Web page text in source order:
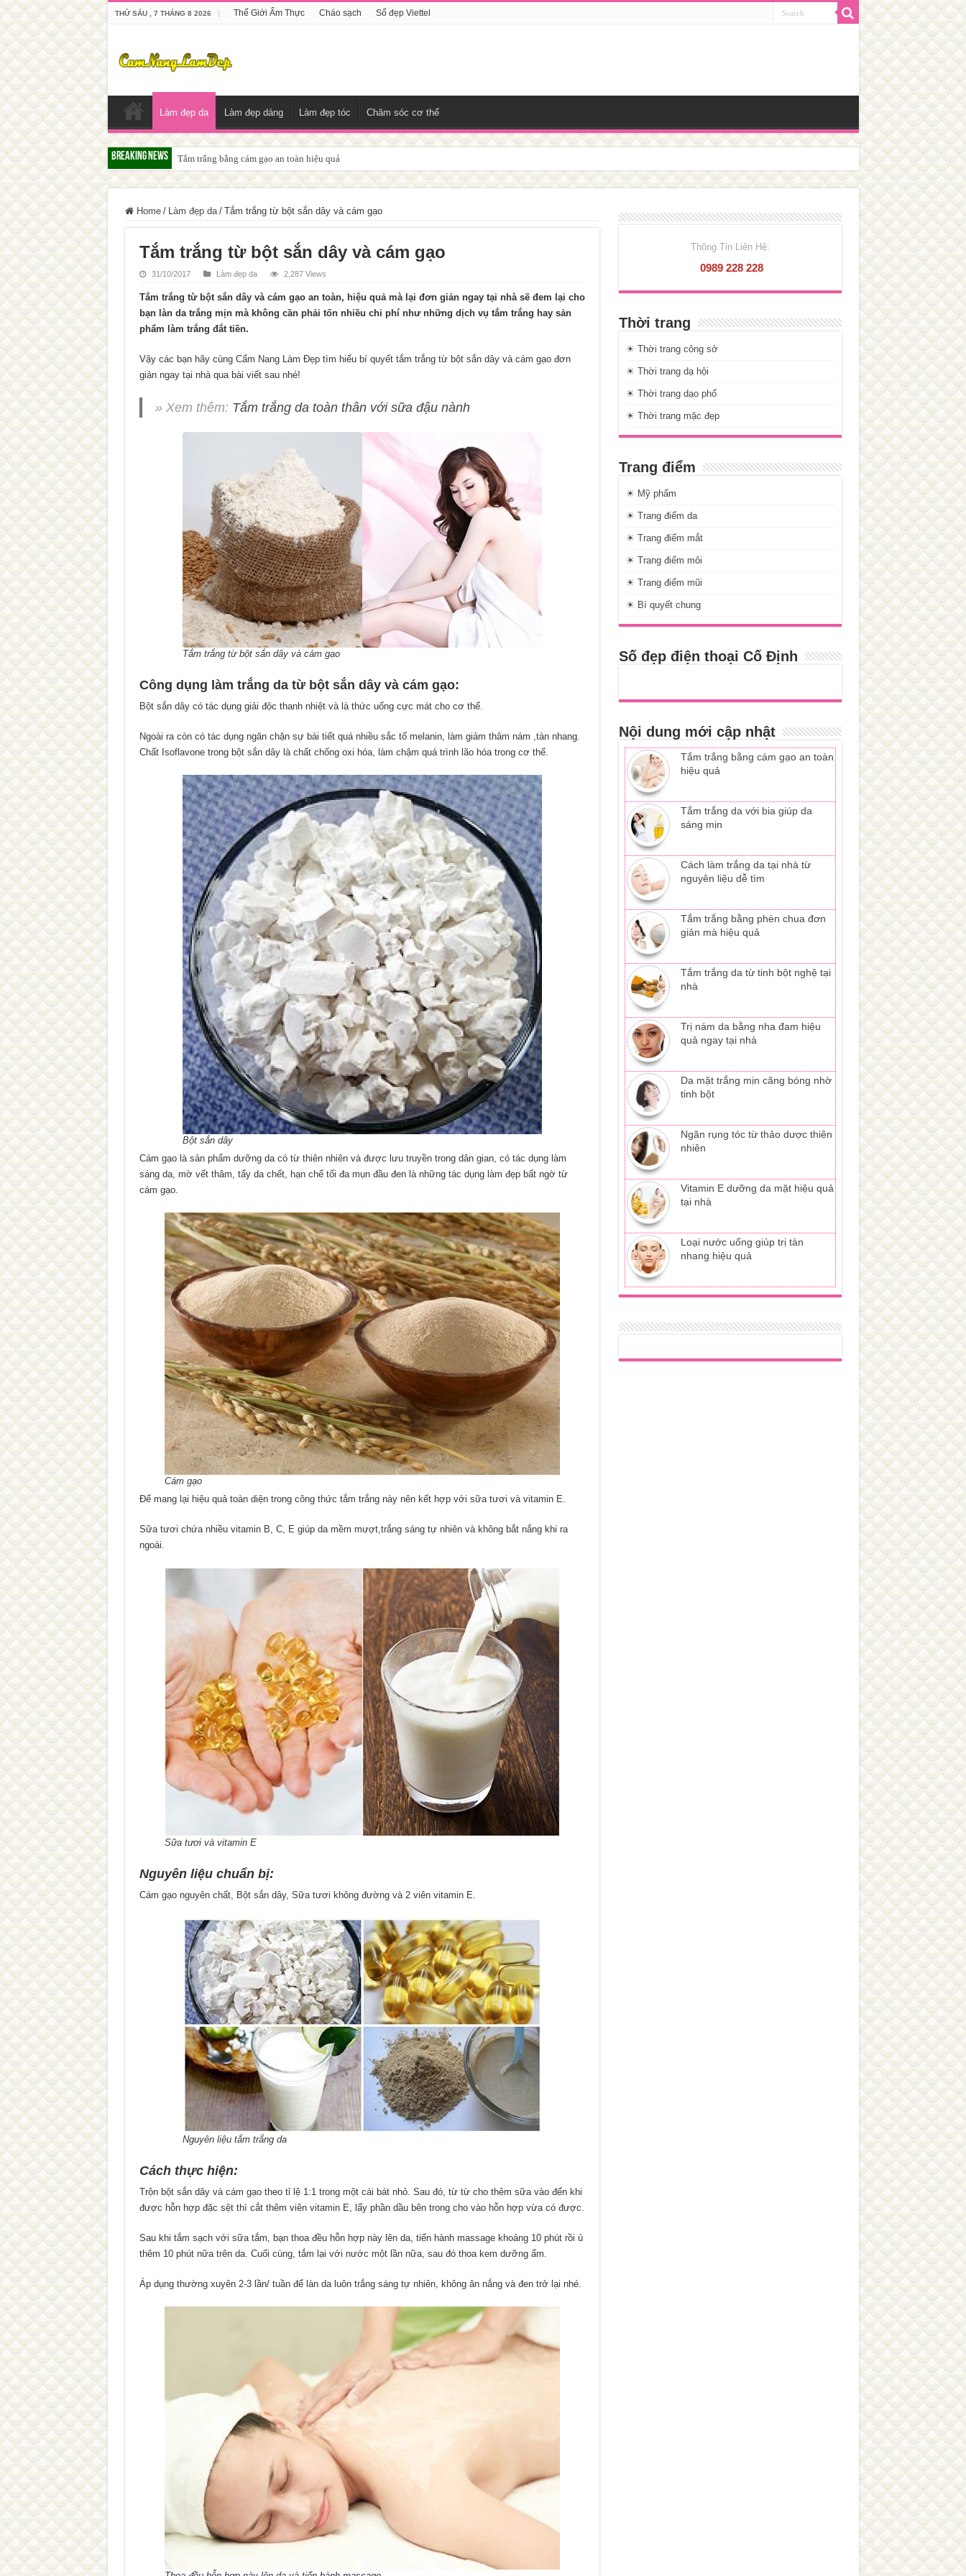
THỨ SÁU , 7 THÁNG 8 2026 Thế Giới Ẩm Thực Cháo sạch Số đẹp Viettel
Làm đẹp da Làm đẹp dáng Làm đẹp tóc Chăm sóc cơ thể
Breaking News Tắm trắng da với bia giúp da sáng mịn
Home / Làm đẹp da / Tắm trắng từ bột sắn dây và cám gạo
Tắm trắng từ bột sắn dây và cám gạo
31/10/2017 Làm đẹp da 2,287 Views
Tắm trắng từ bột sắn dây và cám gạo an toàn, hiệu quả mà lại đơn giản ngay tại nhà sẽ đem lại cho
bạn làn da trắng mịn mà không cần phải tốn nhiều chi phí như những dịch vụ tắm trắng hay sản
phẩm làm trắng đắt tiền.
Vậy các bạn hãy cùng Cẩm Nang Làm Đẹp tìm hiểu bí quyết tắm trắng từ bột sắn dây và cám gạo đơn
giản ngay tại nhà qua bài viết sau nhé!
» Xem thêm: Tắm trắng da toàn thân với sữa đậu nành
Tắm trắng từ bột sắn dây và cám gạo
Công dụng làm trắng da từ bột sắn dây và cám gạo:
Bột sắn dây có tác dụng giải độc thanh nhiệt và là thức uống cực mát cho cơ thể.
Ngoài ra còn có tác dụng ngăn chặn sự bài tiết quá nhiều sắc tố melanin, làm giảm thâm nám ,tàn nhang.
Chất Isoflavone trong bột sắn dây là chất chống oxi hóa, làm chậm quá trình lão hóa trong cơ thể.
Bột sắn dây
Cám gạo là sản phẩm dưỡng da có từ thiên nhiên và được lưu truyền trong dân gian, có tác dụng làm
sáng da, mờ vết thâm, tẩy da chết, hạn chế tối đa mụn đầu đen là những tác dụng làm đẹp bất ngờ từ
cám gạo.
Cám gạo
Để mang lại hiệu quả toàn diện trong công thức tắm trắng này nên kết hợp với sữa tươi và vitamin E.
Sữa tươi chứa nhiều vitamin B, C, E giúp da mềm mượt,trắng sáng tự nhiên và không bắt nắng khi ra
ngoài.
Sữa tươi và vitamin E
Nguyên liệu chuẩn bị:
Cám gạo nguyên chất, Bột sắn dây, Sữa tươi không đường và 2 viên vitamin E.
Nguyên liệu tắm trắng da
Cách thực hiện:
Trộn bột sắn dây và cám gạo theo tỉ lệ 1:1 trong một cái bát nhỏ. Sau đó, từ từ cho thêm sữa vào đến khi
được hỗn hợp đặc sệt thì cắt thêm viên vitamin E, lấy phần dầu bên trong cho vào hỗn hợp vừa có được.
Sau khi tắm sạch với sữa tắm, bạn thoa đều hỗn hợp này lên da, tiến hành massage khoảng 10 phút rồi ủ
thêm 10 phút nữa trên da. Cuối cùng, tắm lại với nước một lần nữa, sau đó thoa kem dưỡng ẩm.
Áp dụng thường xuyên 2-3 lần/ tuần để làn da luôn trắng sáng tự nhiên, không ăn nắng và đen trở lại nhé.
Thông Tin Liên Hệ:
0989 228 228
Thời trang
☀ Thời trang công sở
☀ Thời trang dạ hội
☀ Thời trang dạo phố
☀ Thời trang mặc đẹp
Trang điểm
☀ Mỹ phẩm
☀ Trang điểm da
☀ Trang điểm mắt
☀ Trang điểm môi
☀ Trang điểm mũi
☀ Bí quyết chung
Số đẹp điện thoại Cố Định
Nội dung mới cập nhật
Tắm trắng bằng cám gạo an toàn
hiệu quả
Tắm trắng da với bia giúp da
sáng mịn
Cách làm trắng da tại nhà từ
nguyên liệu dễ tìm
Tắm trắng bằng phèn chua đơn
giản mà hiệu quả
Tắm trắng da từ tinh bột nghệ tại
nhà
Trị nám da bằng nha đam hiệu
quả ngay tại nhà
Da mặt trắng mịn căng bóng nhờ
tinh bột
Ngăn rụng tóc từ thảo dược thiên
nhiên
Vitamin E dưỡng da mặt hiệu quả
tại nhà
Loại nước uống giúp trị tàn
nhang hiệu quả